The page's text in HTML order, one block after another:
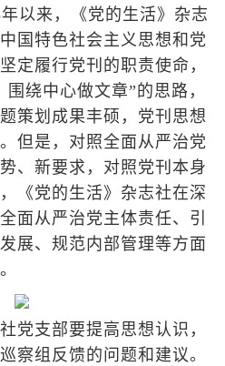
来，《党的生活》杂志
国特色社会主义思想和党
定履行党刊的职责使命，
绕中心做文章”的思路，
策划成果丰硕，党刊思想
但是，对照全面从严治党
、新要求，对照党刊本身
《党的生活》杂志社在深
面从严治党主体责任、引
展、规范内部管理等方面
支部要提高思想认识，
察组反馈的问题和建议。